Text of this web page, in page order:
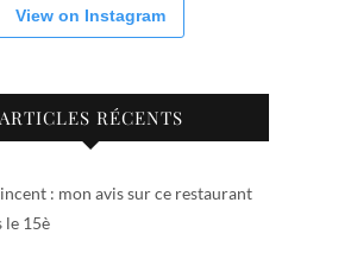
View on Instagram
ARTICLES RÉCENTS
: mon avis sur ce restaurant
le 15è